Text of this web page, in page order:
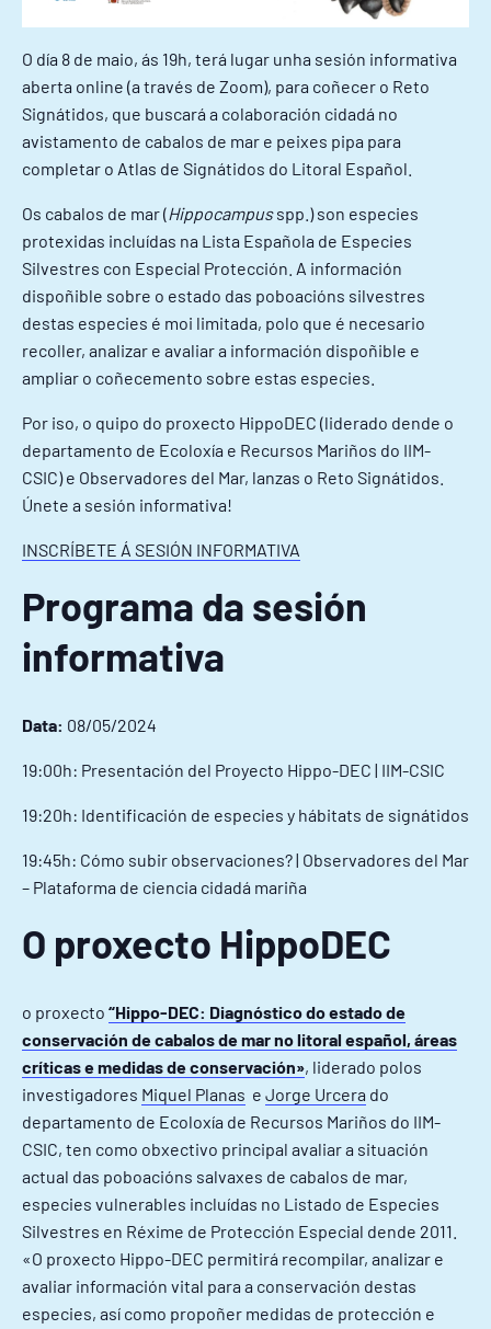
O día 8 de maio, ás 19h, terá lugar unha sesión informativa
aberta online (a través de Zoom), para coñecer o Reto
Signátidos, que buscará a colaboración cidadá no
avistamento de cabalos de mar e peixes pipa para
completar o Atlas de Signátidos do Litoral Español.
Os cabalos de mar (Hippocampusspp.) son especies
protexidas incluídas na Lista Española de Especies
Silvestres con Especial Protección. A información
dispoñible sobre o estado das poboacións silvestres
destas especies é moi limitada, polo que é necesario
recoller, analizar e avaliar a información dispoñible e
ampliar o coñecemento sobre estas especies.
Por iso, o quipo do proxecto HippoDEC (liderado dende o
departamento de Ecoloxía e Recursos Mariños do IIM-
CSIC) e Observadores del Mar, lanzas o Reto Signátidos.
Únete a sesión informativa!
INSCRÍBETE Á SESIÓN INFORMATIVA
Programa da sesión
informativa
Data: 08/05/2024
19:00h: Presentación del Proyecto Hippo-DEC | IIM-CSIC
19:20h: Identificación de especies y hábitats de signátidos
19:45h: Cómo subir observaciones? | Observadores del Mar
– Plataforma de ciencia cidadá mariña
O proxecto HippoDEC
o proxecto “Hippo-DEC: Diagnóstico do estado de
conservación de cabalos de mar no litoral español, áreas
críticas e medidas de conservación», liderado polos
investigadores Miquel Planas e Jorge Urcera do
departamento de Ecoloxía de Recursos Mariños do IIM-
CSIC, ten como obxectivo principal avaliar a situación
actual das poboacións salvaxes de cabalos de mar,
especies vulnerables incluídas no Listado de Especies
Silvestres en Réxime de Protección Especial dende 2011.
«O proxecto Hippo-DEC permitirá recompilar, analizar e
avaliar información vital para a conservación destas
especies, así como propoñer medidas de protección e